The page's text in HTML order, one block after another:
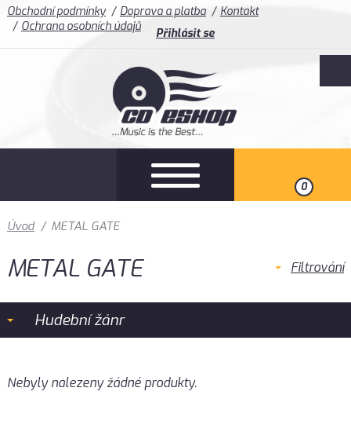
Obchodní podmínky Doprava a platba
Kontakt
Ochrana osobních údajů
Přihlásit se
0
Úvod / METAL GATE
METAL GATE Filtrování
Hudební žánr
Nebyly nalezeny žádné produkty.